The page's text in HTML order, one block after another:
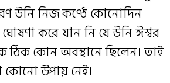
উনি নিজ কণ্ঠে কোনোদিন
করে যান নি যে উনি ঈশ্বর
ঠিক কোন অবস্থানে ছিলেন। তাই
উপায় নেই।